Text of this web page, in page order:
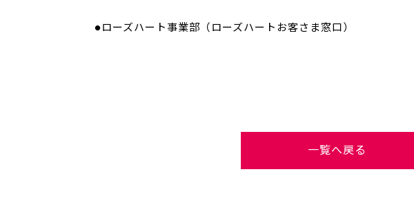
●ローズハート事業部（ローズハートお客さま窓口）
一覧へ戻る